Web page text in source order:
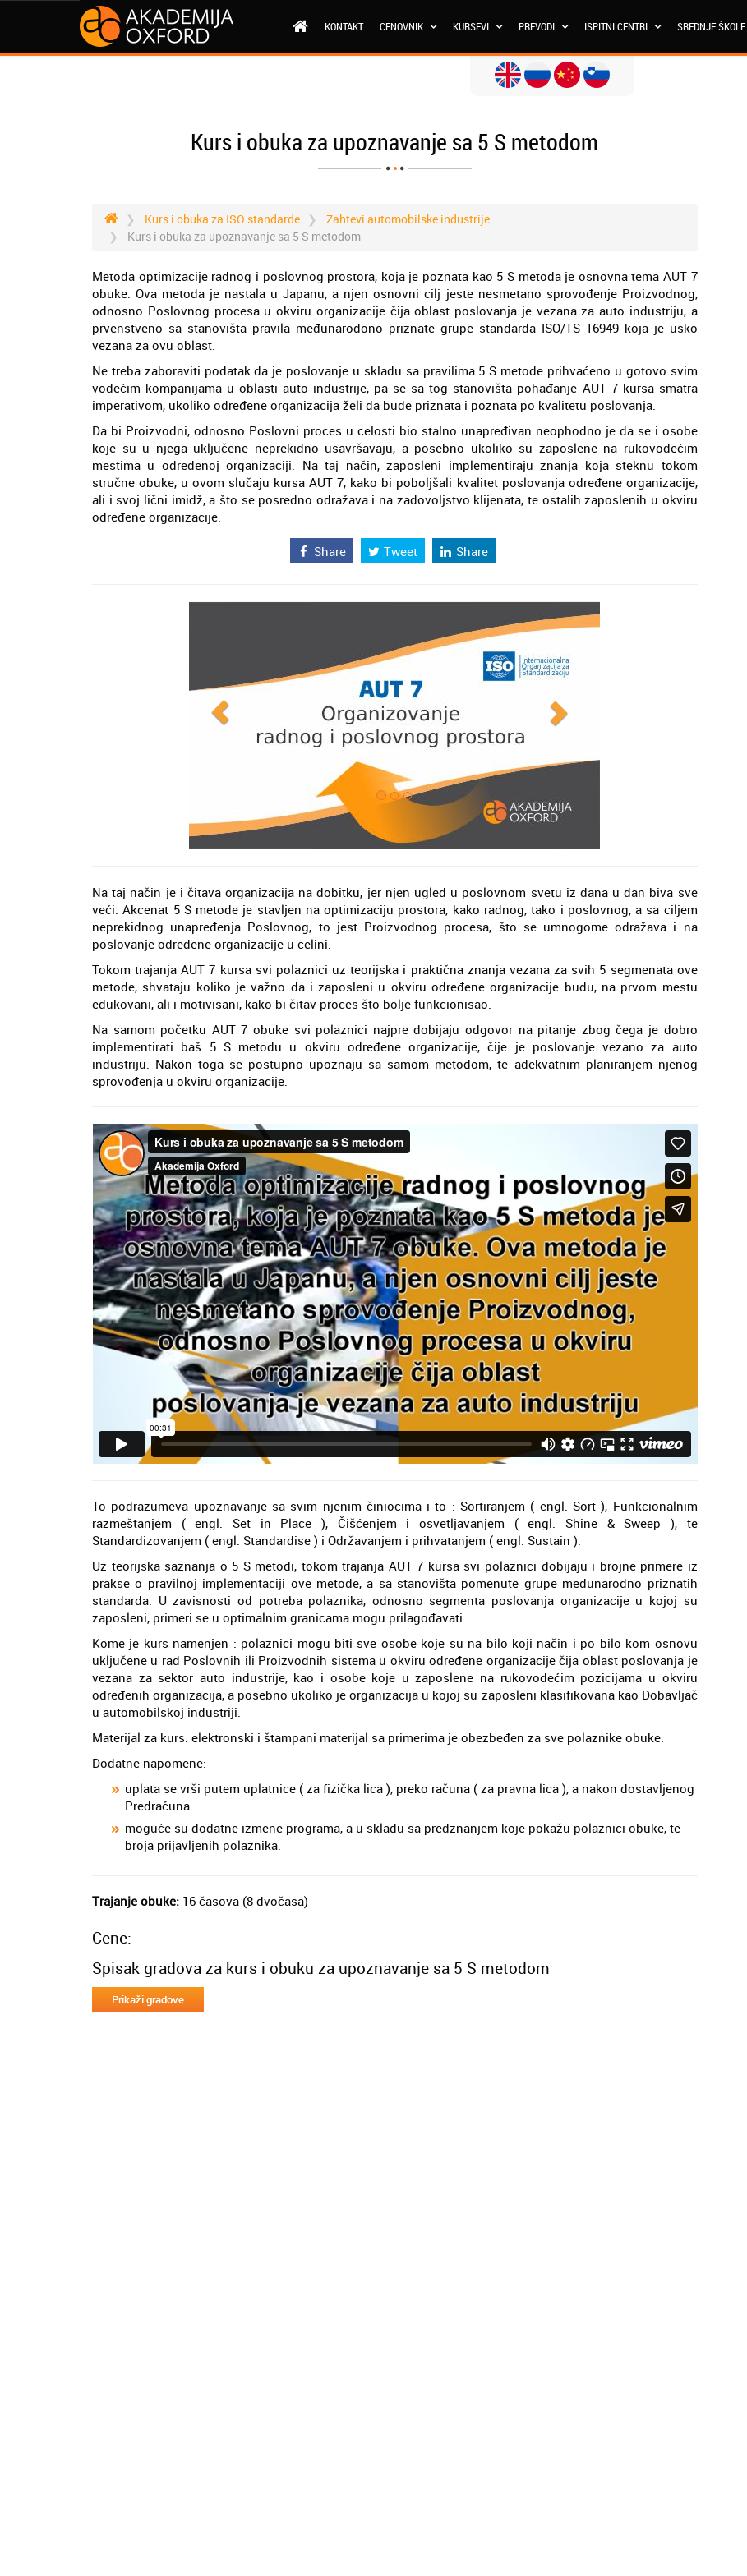
KONTAKT CENOVNIK KURSEVI PREVODI ISPITNI CENTRI SREDNJE ŠKOLE
Kurs i obuka za upoznavanje sa 5 S metodom
Kurs i obuka za ISO standarde
Zahtevi automobilske industrije
Kurs i obuka za upoznavanje sa 5 S metodom
Metoda optimizacije radnog i poslovnog prostora, koja je poznata kao 5 S metoda je osnovna tema AUT 7
obuke. Ova metoda je nastala u Japanu, a njen osnovni cilj jeste nesmetano sprovođenje Proizvodnog,
odnosno Poslovnog procesa u okviru organizacije čija oblast poslovanja je vezana za auto industriju, a
prvenstveno sa stanovišta pravila međunarodono priznate grupe standarda ISO/TS 16949 koja je usko
vezana za ovu oblast.
Ne treba zaboraviti podatak da je poslovanje u skladu sa pravilima 5 S metode prihvaćeno u gotovo svim
vodećim kompanijama u oblasti auto industrije, pa se sa tog stanovišta pohađanje AUT 7 kursa smatra
imperativom, ukoliko određene organizacija želi da bude priznata i poznata po kvalitetu poslovanja.
Da bi Proizvodni, odnosno Poslovni proces u celosti bio stalno unapređivan neophodno je da se i osobe
koje su u njega uključene neprekidno usavršavaju, a posebno ukoliko su zaposlene na rukovodećim
mestima u određenoj organizaciji. Na taj način, zaposleni implementiraju znanja koja steknu tokom
stručne obuke, u ovom slučaju kursa AUT 7, kako bi poboljšali kvalitet poslovanja određene organizacije,
ali i svoj lični imidž, a što se posredno odražava i na zadovoljstvo klijenata, te ostalih zaposlenih u okviru
određene organizacije.
Share Tweet Share
Na taj način je i čitava organizacija na dobitku, jer njen ugled u poslovnom svetu iz dana u dan biva sve
veći. Akcenat 5 S metode je stavljen na optimizaciju prostora, kako radnog, tako i poslovnog, a sa ciljem
neprekidnog unapređenja Poslovnog, to jest Proizvodnog procesa, što se umnogome odražava i na
poslovanje određene organizacije u celini.
Tokom trajanja AUT 7 kursa svi polaznici uz teorijska i praktična znanja vezana za svih 5 segmenata ove
metode, shvataju koliko je važno da i zaposleni u okviru određene organizacije budu, na prvom mestu
edukovani, ali i motivisani, kako bi čitav proces što bolje funkcionisao.
Na samom početku AUT 7 obuke svi polaznici najpre dobijaju odgovor na pitanje zbog čega je dobro
implementirati baš 5 S metodu u okviru određene organizacije, čije je poslovanje vezano za auto
industriju. Nakon toga se postupno upoznaju sa samom metodom, te adekvatnim planiranjem njenog
sprovođenja u okviru organizacije.
To podrazumeva upoznavanje sa svim njenim činiocima i to : Sortiranjem ( engl. Sort ), Funkcionalnim
razmeštanjem ( engl. Set in Place ), Čišćenjem i osvetljavanjem ( engl. Shine & Sweep ), te
Standardizovanjem ( engl. Standardise ) i Održavanjem i prihvatanjem ( engl. Sustain ).
Uz teorijska saznanja o 5 S metodi, tokom trajanja AUT 7 kursa svi polaznici dobijaju i brojne primere iz
prakse o pravilnoj implementaciji ove metode, a sa stanovišta pomenute grupe međunarodno priznatih
standarda. U zavisnosti od potreba polaznika, odnosno segmenta poslovanja organizacije u kojoj su
zaposleni, primeri se u optimalnim granicama mogu prilagođavati.
Kome je kurs namenjen : polaznici mogu biti sve osobe koje su na bilo koji način i po bilo kom osnovu
uključene u rad Poslovnih ili Proizvodnih sistema u okviru određene organizacije čija oblast poslovanja je
vezana za sektor auto industrije, kao i osobe koje u zaposlene na rukovodećim pozicijama u okviru
određenih organizacija, a posebno ukoliko je organizacija u kojoj su zaposleni klasifikovana kao Dobavljač
u automobilskoj industriji.
Materijal za kurs: elektronski i štampani materijal sa primerima je obezbeđen za sve polaznike obuke.
Dodatne napomene:
uplata se vrši putem uplatnice ( za fizička lica ), preko računa ( za pravna lica ), a nakon dostavljenog
Predračuna.
moguće su dodatne izmene programa, a u skladu sa predznanjem koje pokažu polaznici obuke, te
broja prijavljenih polaznika.
Trajanje obuke: 16 časova (8 dvočasa)
Cene:
Spisak gradova za kurs i obuku za upoznavanje sa 5 S metodom